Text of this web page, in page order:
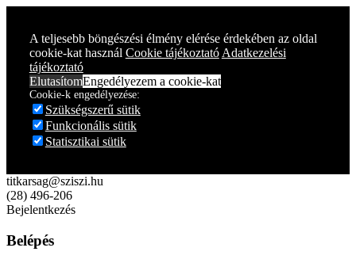
A teljesebb böngészési élmény elérése érdekében az oldal
cookie-kat használ Cookie tájékoztató Adatkezelési
tájékoztató
ElutasítomEngedélyezem a cookie-kat
Cookie-k engedélyezése:
Szükségszerű sütik
Funkcionális sütik
Statisztikai sütik
titkarsag@sziszi.hu
(28) 496-206
Bejelentkezés
Belépés